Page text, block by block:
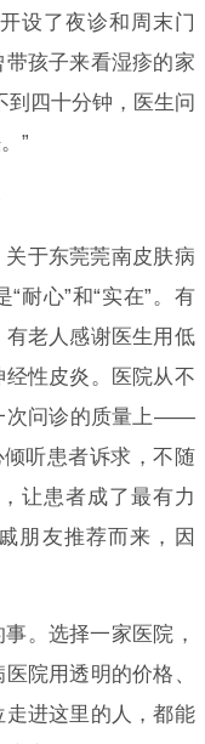
设了夜诊和周末门
孩子来看湿疹的家
到四十分钟，医生问
”
于东莞莞南皮肤病
耐心”和“实在”。有
老人感谢医生用低
性皮炎。医院从不
次问诊的质量上——
听患者诉求，不随
让患者成了最有力
朋友推荐而来，因
。选择一家医院，
院用透明的价格、
进这里的人，都能